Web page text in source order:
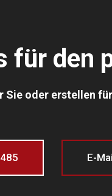
für den
Sie oder erstellen
E-